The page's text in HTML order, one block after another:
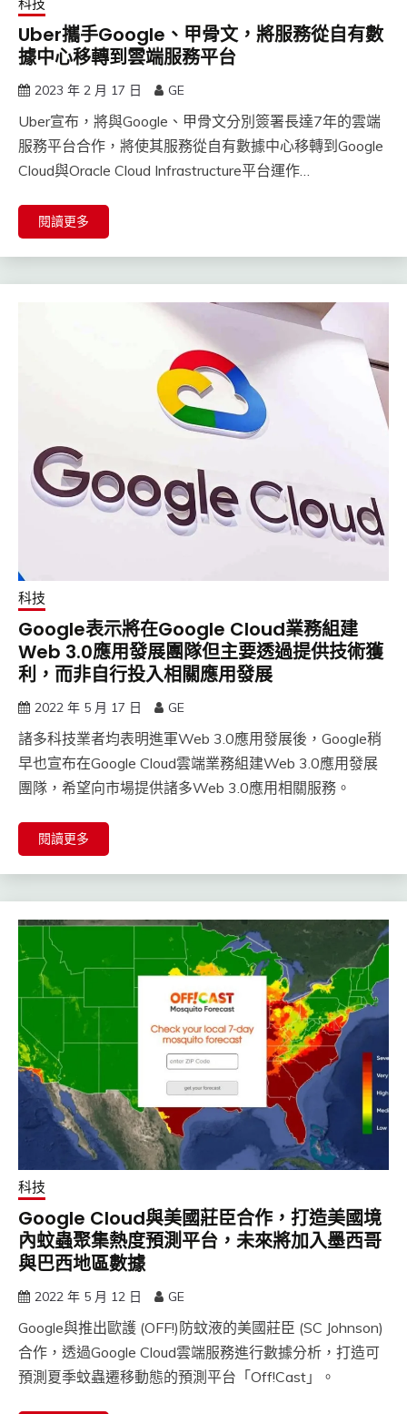
Uber攜手Google、甲骨文，將服務從自有數
據中心移轉到雲端服務平台
2023 年 2 月 17 日 GE
Uber宣布，將與Google、甲骨文分別簽署長達7年的雲端
服務平台合作，將使其服務從自有數據中心移轉到Google
Cloud與Oracle Cloud Infrastructure平台運作…
閱讀更多
科技
Google表示將在Google Cloud業務組建
Web 3.0應用發展團隊但主要透過提供技術獲
利，而非自行投入相關應用發展
2022 年 5 月 17 日 GE
諸多科技業者均表明進軍Web 3.0應用發展後，Google稍
早也宣布在Google Cloud雲端業務組建Web 3.0應用發展
團隊，希望向市場提供諸多Web 3.0應用相關服務。
閱讀更多
科技
Google Cloud與美國莊臣合作，打造美國境
內蚊蟲聚集熱度預測平台，未來將加入墨西哥
與巴西地區數據
2022 年 5 月 12 日 GE
Google與推出歐護 (OFF!)防蚊液的美國莊臣 (SC Johnson)
合作，透過Google Cloud雲端服務進行數據分析，打造可
預測夏季蚊蟲遷移動態的預測平台「Off!Cast」。